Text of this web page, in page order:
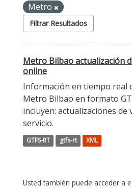
Metro
Filtrar Resultados
Metro Bilbao actualización
online
Información en tiempo real
Metro Bilbao en formato
incluyen: actualizaciones de
servicio.
GTFS-RT gtfs-rt XML
Usted también puede acceder a